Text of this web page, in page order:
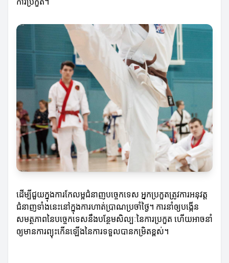
ដើម្បីជួយក្នុងការកែលម្អជំនាញបច្ចេកទេស អ្នកប្រកួតត្រូវការអនុវត្ត
ជំនាញទាំងនេះនៅក្នុងការហាត់ប្រាណប្រចាំថ្ងៃ។ ការនាំឲ្យបង្កើន
សមត្ថភាពនៃបច្ចេកទេសនឹងបន្ថែមសិល្បៈនៃការប្រកួត ហើយអាចនាំ
ឲ្យមានការព្យុះកើនឡើងនៃការទទួលបានកម្រិតខ្ពស់។